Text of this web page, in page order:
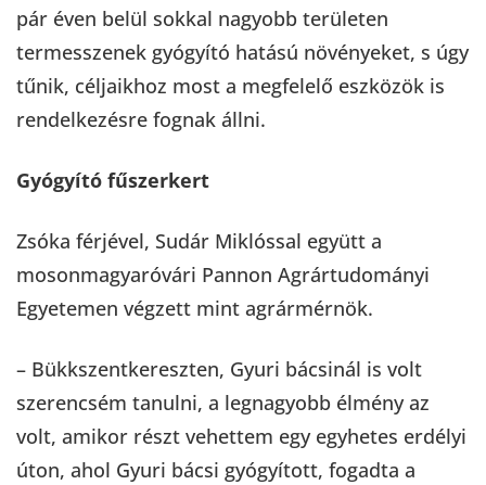
pár éven belül sokkal nagyobb területen
termesszenek gyógyító hatású növényeket, s úgy
tűnik, céljaikhoz most a megfelelő eszközök is
rendelkezésre fognak állni.
Gyógyító fűszerkert
Zsóka férjével, Sudár Miklóssal együtt a
mosonmagyaróvári Pannon Agrártudományi
Egyetemen végzett mint agrármérnök.
– Bükkszentkereszten, Gyuri bácsinál is volt
szerencsém tanulni, a legnagyobb élmény az
volt, amikor részt vehettem egy egyhetes erdélyi
úton, ahol Gyuri bácsi gyógyított, fogadta a